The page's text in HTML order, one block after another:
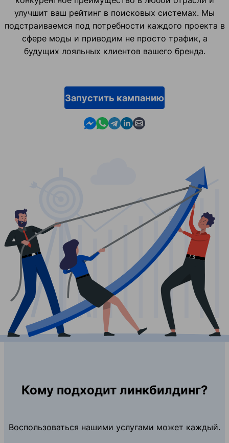
улучшит ваш рейтинг в поисковых системах. Мы
подстраиваемся под потребности каждого проекта в
сфере моды и приводим не просто трафик, а
будущих лояльных клиентов вашего бренда.
Запустить кампанию
Contact us in Messenger
Contact us in WhatsApp
Contact us in Telegram
Contact us in Linkedin
Contact us by email
Кому подходит линкбилдинг?
Воспользоваться нашими услугами может каждый.